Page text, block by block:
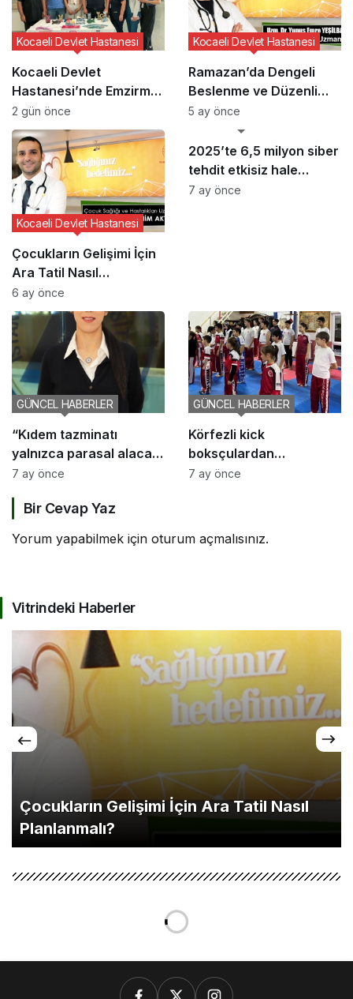
Kocaeli Devlet
Hastanesi’nde Emzirme
Haftası Etkinliği
Kocaeli Devlet Hastanesi
2 gün önce
Ramazan’da Dengeli
Beslenme ve Düzenli
Yaşam Vurgusu
Kocaeli Devlet Hastanesi
5 ay önce
Çocukların Gelişimi İçin
Ara Tatil Nasıl
Planlanmalı?
Kocaeli Devlet Hastanesi
6 ay önce
2025’te 6,5 milyon siber
tehdit etkisiz hale
getirildi
GÜNCEL HABERLER
7 ay önce
“Kıdem tazminatı
yalnızca parasal alacak
değil, sosyal bir haktır”
GÜNCEL HABERLER
7 ay önce
Körfezli kick
boksçulardan
şampiyona öncesi güç
GÜNCEL HABERLER
7 ay önce
Bir Cevap Yaz
Yorum yapabilmek için oturum açmalısınız.
Vitrindeki Haberler
Çocukların Gelişimi İçin Ara Tatil Nasıl
Planlanmalı?